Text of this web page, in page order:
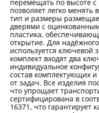
перемещать по высоте
позволяет легко
тип и размеры
дверями с
пластика,
открытие. Для
используется ключевой
комплект входят два
индивидуальное
состав комплектующих
от задач. Все изделия
что упрощает
сертифицирована в
16371, что гарантирует